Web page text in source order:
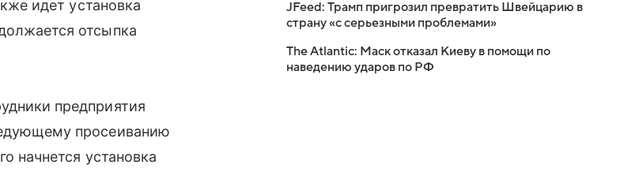
идет установка
отсыпка
предприятия
просеиванию
начнется установка
JFeed: Трамп пригрозил превратить Швейцарию в
страну «с серьезными проблемами»
The Atlantic: Маск отказал Киеву в помощи по
наведению ударов по РФ